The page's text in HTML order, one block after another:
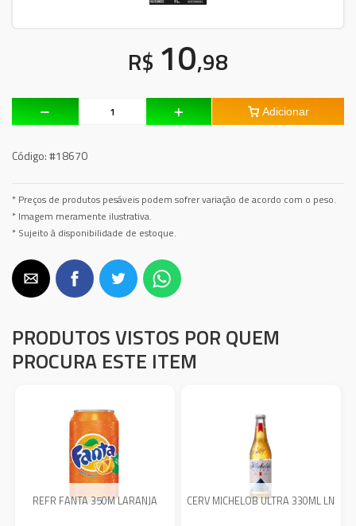
R$ 10,98
Adicionar
Código:#18670
* Preços de produtos pesáveis podem sofrer variação de acordo com o peso.
* Imagem meramente ilustrativa.
* Sujeito à disponibilidade de estoque.
PRODUTOS VISTOS POR QUEM
PROCURA ESTE ITEM
REFR FANTA 350M LARANJA CERV MICHELOB ULTRA 330ML LN